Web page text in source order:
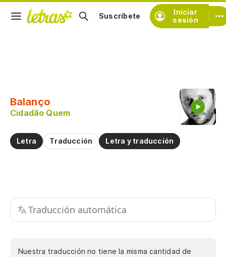
Iniciar
sesión
Suscríbete
Balanço
Cidadão Quem
Letra Traducción Letra y traducción
Traducción automática
Nuestra traducción no tiene la misma cantidad de
Practicar la pronunciación de